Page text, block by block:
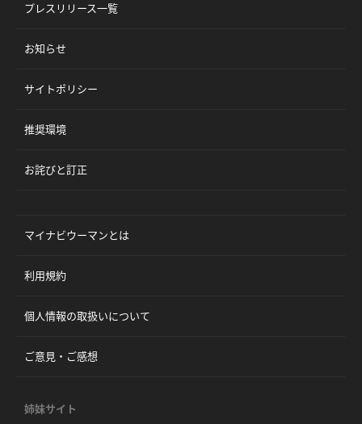
プレスリリース一覧
お知らせ
サイトポリシー
推奨環境
お詫びと訂正
マイナビウーマンとは
利用規約
個人情報の取扱いについて
ご意見・ご感想
姉妹サイト